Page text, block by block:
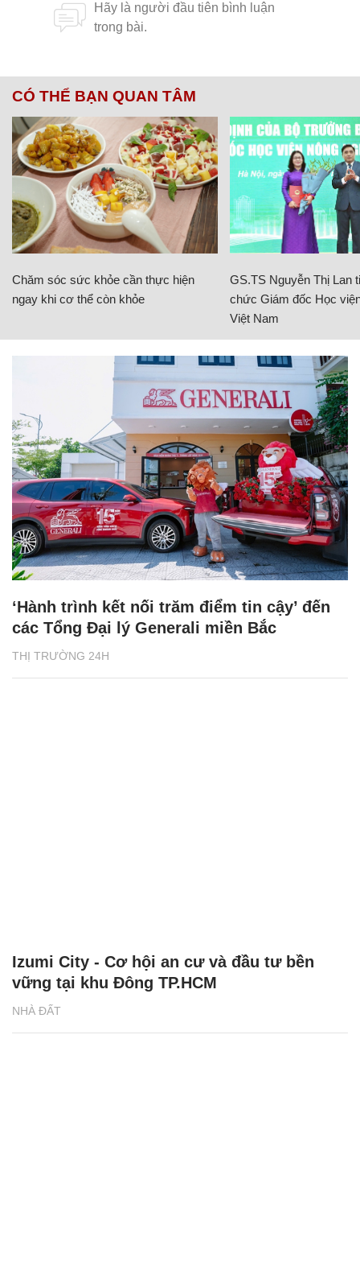
CÓ THỂ BẠN QUAN TÂM
Chăm sóc sức khỏe cần thực hiện
ngay khi cơ thể còn khỏe
GS.TS Nguyễn Thị Lan
chức Giám đốc Học
Việt Nam
THỊ TRƯỜNG 24H
‘Hành trình kết nối trăm điểm tin cậy’ đến
các Tổng Đại lý Generali miền Bắc
NHÀ ĐẤT
Izumi City - Cơ hội an cư và đầu tư bền
vững tại khu Đông TP.HCM